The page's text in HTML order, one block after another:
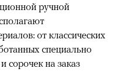
ручной
от классических
специально
на заказ